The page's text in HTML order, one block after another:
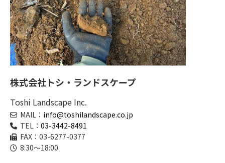
株式会社トシ・ランドスケープ
Toshi Landscape Inc.
MAIL： info@toshilandscape.co.jp
TEL： 03-3442-8491
FAX：03-6277-0377
8:30～18:00